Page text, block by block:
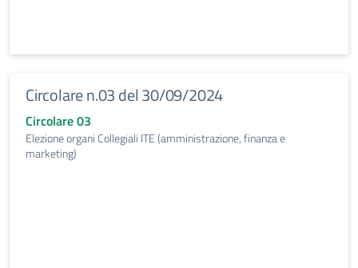
Circolare n.03 del 30/09/2024
Circolare 03
Elezione organi Collegiali ITE (amministrazione, finanza e
marketing)